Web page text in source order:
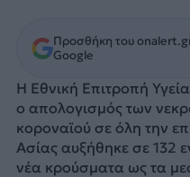
Προσθήκη του
Google
Η Εθνική Επιτροπή
ο απολογισμός των
κοροναϊού σε όλη την
Ασίας αυξήθηκε σε 132
νέα κρούσματα ως τα